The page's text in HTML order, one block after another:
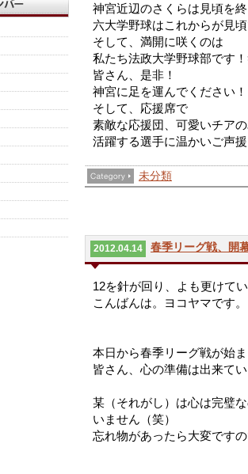
神宮近辺のさくらは見頃を
六大学野球はこれからが見
そして、満開に咲くのは
私たち法政大学野球部です
皆さん、是非！
神宮に足を運んでください！
そして、応援席で
素敵な応援団、可愛いチア
活躍する選手に温かいご声
未分類
2012.04.14 春季リーグ戦、開
12を針が回り、よも更けて
こんばんは。ヨコヤマです。
本日から春季リーグ戦が始
皆さん、心の準備は出来て
某（それがし）は心は完璧
いません（笑）
忘れ物があったら大変です